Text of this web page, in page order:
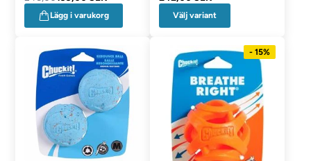
Lägg i varukorg Välj variant
- 15%